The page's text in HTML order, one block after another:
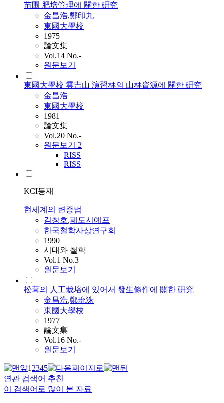
苗圃 肥培管理에 關한 硏究
金昌浩,鄭印九
東國大學校
1975
論文集
Vol.14 No.-
원문보기
東國大學校 雲吉山 演習林의 山林資源에 關한 硏究
金昌浩
東國大學校
1981
論文集
Vol.20 No.-
원문보기 2
RISS
RISS
KCI등재
현세계의 변증법
김창호,페도시예프
한국철학사상연구회
1990
시대와 철학
Vol.1 No.3
원문보기
松茸의 人工栽培에 있어서 發生條件에 關한 硏究
金昌浩,鄭玧洙
東國大學校
1977
論文集
Vol.16 No.-
원문보기
12345
연관 검색어 추천
이 검색어로 많이 본 자료